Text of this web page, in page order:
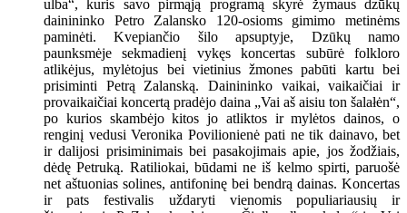
ulba“, kuris savo pirmąją programą skyrė žymaus dzūkų
dainininko Petro Zalansko 120-osioms gimimo metinėms
paminėti. Kvepiančio šilo apsuptyje, Dzūkų namo
paunksmėje sekmadienį vykęs koncertas subūrė folkloro
atlikėjus, mylėtojus bei vietinius žmones pabūti kartu bei
prisiminti Petrą Zalanską. Dainininko vaikai, vaikaičiai ir
provaikaičiai koncertą pradėjo daina „Vai aš aisiu ton šalałėn“,
po kurios skambėjo kitos jo atliktos ir mylėtos dainos, o
renginį vedusi Veronika Povilionienė pati ne tik dainavo, bet
ir dalijosi prisiminimais bei pasakojimais apie, jos žodžiais,
dėdę Petruką. Ratiliokai, būdami ne iš kelmo spirti, paruošė
net aštuonias solines, antifoninę bei bendrą dainas. Koncertas
ir pats festivalis uždaryti vienomis populiariausių ir